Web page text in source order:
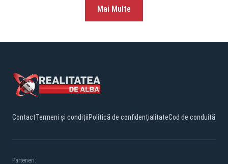
Mai Multe
ContactTermeni și condițiiPolitică de confidențialitateCod de conduită
Parteneri: